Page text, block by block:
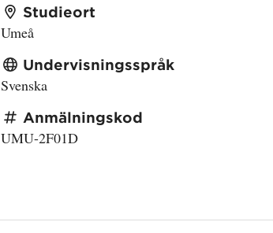
Studieort
Umeå
Undervisningsspråk
Svenska
Anmälningskod
UMU-2F01D